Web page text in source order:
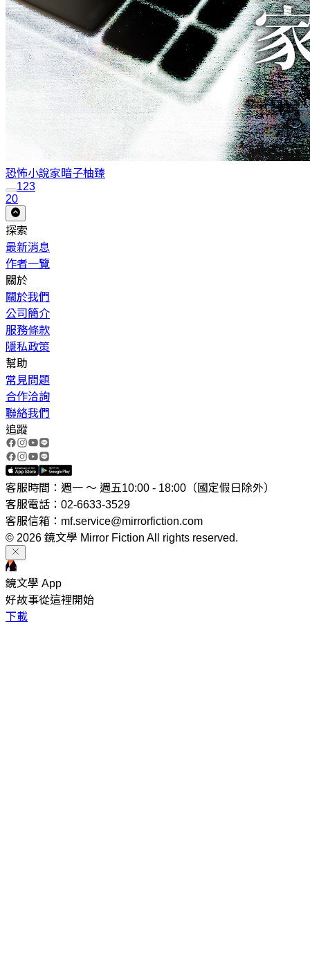
恐怖小說家暗子柚臻
123
20
探索
最新消息
作者一覽
關於
關於我們
公司簡介
服務條款
隱私政策
幫助
常見問題
合作洽詢
聯絡我們
追蹤
客服時間：週一 ～ 週五10:00 - 18:00（國定假日除外）
客服電話：02-6633-3529
客服信箱：mf.service@mirrorfiction.com
© 2026 鏡文學 Mirror Fiction All rights reserved.
鏡文學 App
好故事從這裡開始
下載